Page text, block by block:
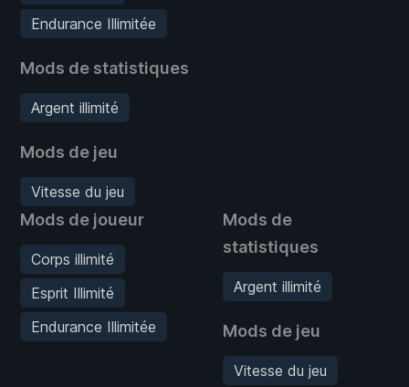
Endurance Illimitée
Mods de statistiques
Argent illimité
Mods de jeu
Vitesse du jeu
Mods de joueur
Corps illimité
Esprit Illimité
Endurance Illimitée
Mods de
statistiques
Argent illimité
Mods de jeu
Vitesse du jeu